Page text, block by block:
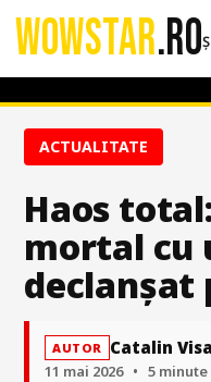
WOWSTAR.RO
ACTUALITATE
Haos
mortal cu
declanșat
AUTOR Catalin
11 mai 2026 • 5